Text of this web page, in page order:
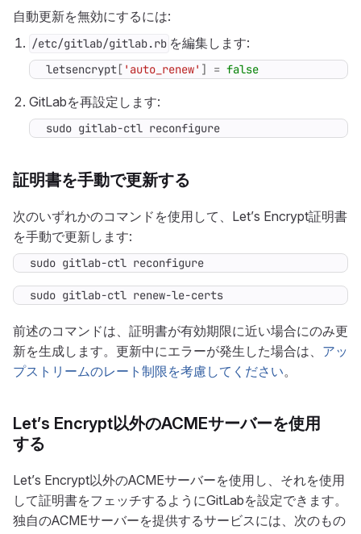
自動更新を無効にするには:
/etc/gitlab/gitlab.rb を編集します:
letsencrypt[ 'auto_renew' ] = false
GitLabを再設定します:
sudo gitlab-ctl reconfigure
証明書を手動で更新する
次のいずれかのコマンドを使用して、Let’s Encrypt証明書
を手動で更新します:
sudo gitlab-ctl reconfigure
sudo gitlab-ctl renew-le-certs
前述のコマンドは、証明書が有効期限に近い場合にのみ更
新を生成します。更新中にエラーが発生した場合は、 アッ
プストリームのレート制限を考慮してください。
Let’s Encrypt以外のACMEサーバーを使用
する
Let’s Encrypt以外のACMEサーバーを使用し、それを使用
して証明書をフェッチするようにGitLabを設定できます。
独自のACMEサーバーを提供するサービスには、次のもの